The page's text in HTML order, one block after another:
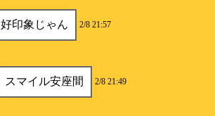
好印象じゃん 2/8 21:57
スマイル安座間 2/8 21:49